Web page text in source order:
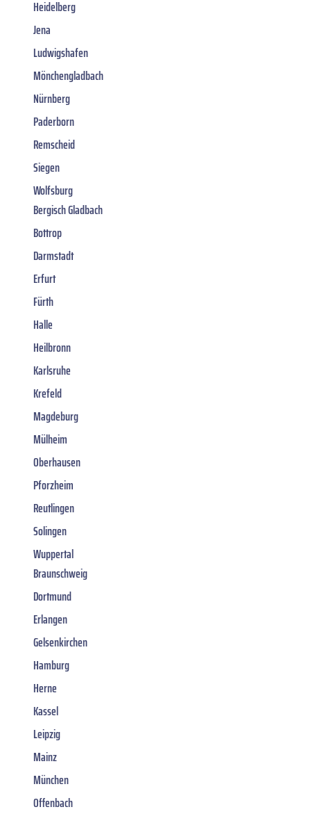
Heidelberg
Jena
Ludwigshafen
Mönchengladbach
Nürnberg
Paderborn
Remscheid
Siegen
Wolfsburg
Bergisch Gladbach
Bottrop
Darmstadt
Erfurt
Fürth
Halle
Heilbronn
Karlsruhe
Krefeld
Magdeburg
Mülheim
Oberhausen
Pforzheim
Reutlingen
Solingen
Wuppertal
Braunschweig
Dortmund
Erlangen
Gelsenkirchen
Hamburg
Herne
Kassel
Leipzig
Mainz
München
Offenbach